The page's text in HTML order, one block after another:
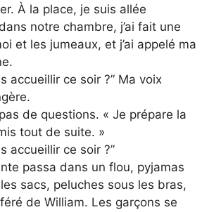
À la place, je suis allée
notre chambre, j’ai fait une
et les jumeaux, et j’ai appelé ma
accueillir ce soir ?” Ma voix
de questions. « Je prépare la
tout de suite. »
accueillir ce soir ?”
passa dans un flou, pyjamas
sacs, peluches sous les bras,
de William. Les garçons se